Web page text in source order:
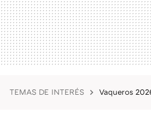
TEMAS DE INTERÉS Vaqueros